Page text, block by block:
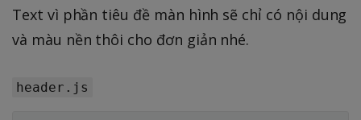
Text vì phần tiêu đề màn hình sẽ chỉ có nội dung
và màu nền thôi cho đơn giản nhé.
header.js